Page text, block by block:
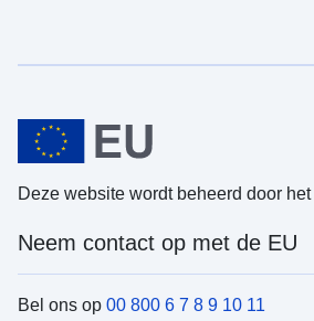
Deze website wordt beheerd door het
Neem contact op met de EU
Bel ons op 00 800 6 7 8 9 10 11